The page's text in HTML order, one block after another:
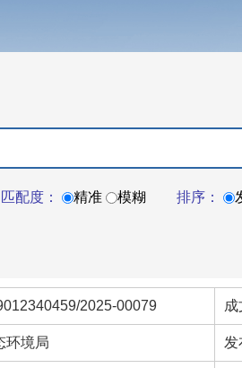
匹配度： 精准 模糊 排序：
2025-00079
环境局 发